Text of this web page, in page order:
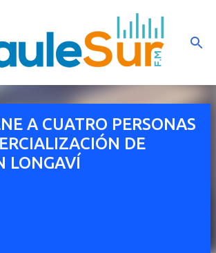
Ir al contenido principal
A CUATRO PERSONAS
DE
LONGAVÍ